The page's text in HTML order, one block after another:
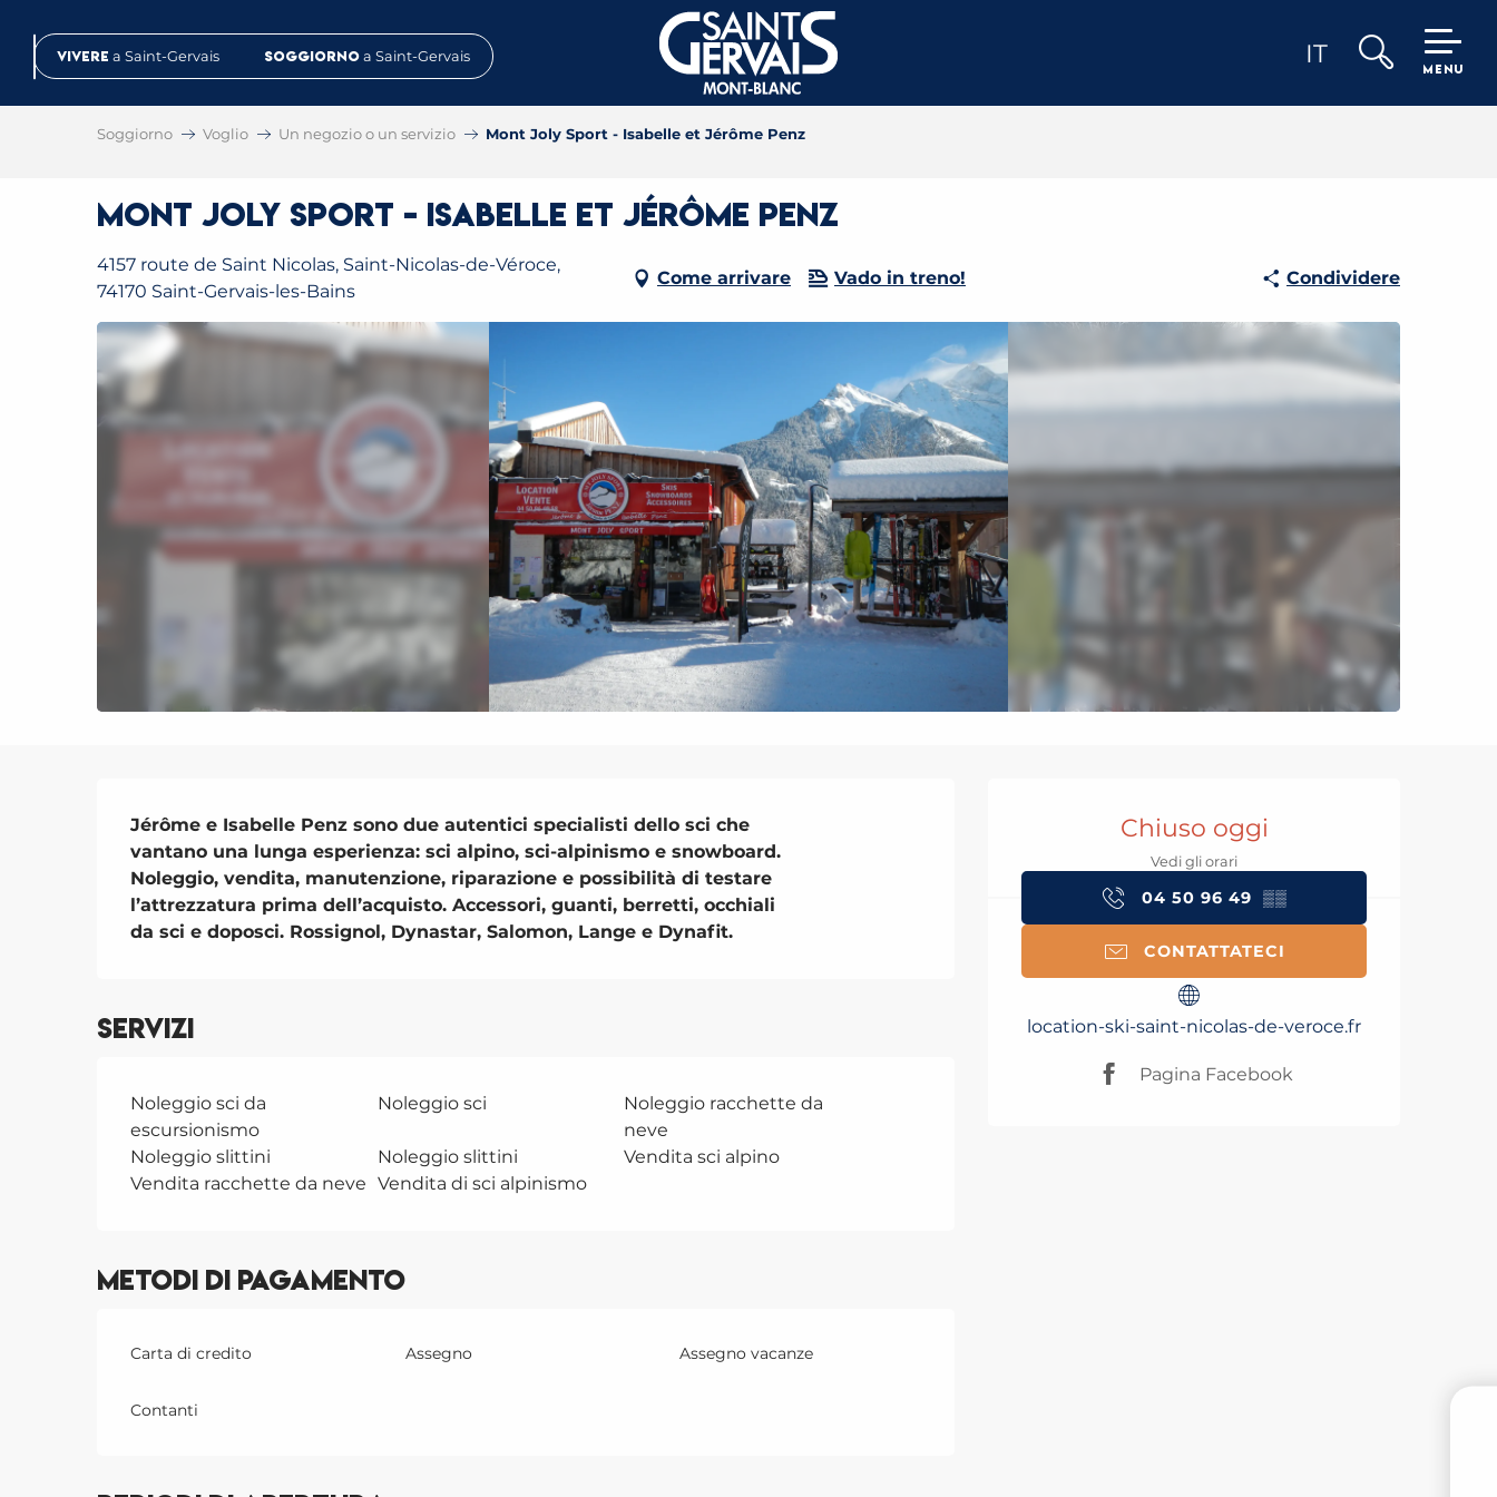
contenu
IT
Vivere a Saint-Gervais Soggiorno a Saint-Gervais
MENU
Soggiorno Voglio Un negozio o un servizio Mont Joly Sport - Isabelle et Jérôme Penz
Mont Joly Sport - Isabelle et Jérôme Penz
4157 route de Saint Nicolas, Saint-Nicolas-de-Véroce,
74170 Saint-Gervais-les-Bains
Come arrivare Vado in treno! Condividere
Orari e contatti
Chiuso oggi
Vedi gli orari
04 50 96 49 ▒▒
CONTATTATECI
location-ski-saint-nicolas-de-veroce.fr
Pagina Facebook
Descrizione
Jérôme e Isabelle Penz sono due autentici specialisti dello sci che
vantano una lunga esperienza: sci alpino, sci-alpinismo e snowboard.
Noleggio, vendita, manutenzione, riparazione e possibilità di testare
l’attrezzatura prima dell’acquisto. Accessori, guanti, berretti, occhiali
da sci e doposci. Rossignol, Dynastar, Salomon, Lange e Dynafit.
Servizi
Noleggio sci da
escursionismo
Noleggio sci
Noleggio racchette da
neve
Noleggio slittini
Noleggio slittini
Vendita sci alpino
Vendita racchette da neve Vendita di sci alpinismo
Metodi di pagamento
Carta di credito Assegno Assegno vacanze
Contanti